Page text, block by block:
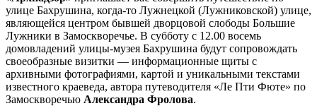
улице Бахрушина, когда-то Лужнецкой (Лужниковской) улице,
являющейся центром бывшей дворцовой слободы Большие
Лужники в Замоскворечье. В субботу с 12.00 восемь
домовладений улицы-музея Бахрушина будут сопровождать
своеобразные визитки — информационные щиты с
архивными фотографиями, картой и уникальными текстами
известного краеведа, автора путеводителя «Ле Пти Фюте» по
Замоскворечью Александра Фролова.